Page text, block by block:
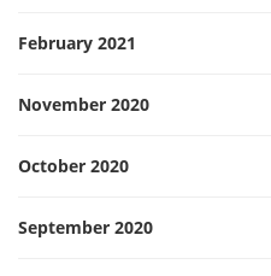
February 2021
November 2020
October 2020
September 2020